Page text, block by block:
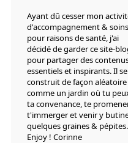
Ayant dû cesser mon
d'accompagnement & soins
pour raisons de santé, j'ai
décidé de garder ce site-
pour partager des
essentiels et inspirants. Il se
construit de façon aléatoire
comme un jardin où tu
ta convenance, te
t'immerger et venir y
quelques graines & pépites.
Enjoy ! Corinne